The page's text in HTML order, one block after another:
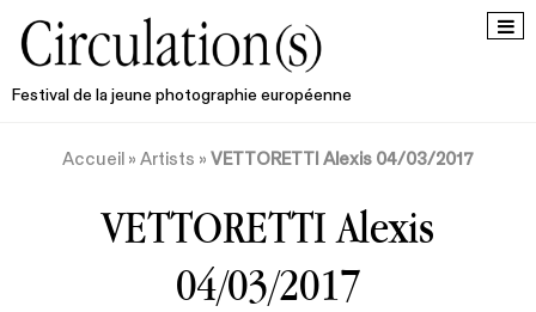
Festival de la jeune photographie européenne
Accueil » Artists » VETTORETTI Alexis 04/03/2017
VETTORETTI Alexis
04/03/2017